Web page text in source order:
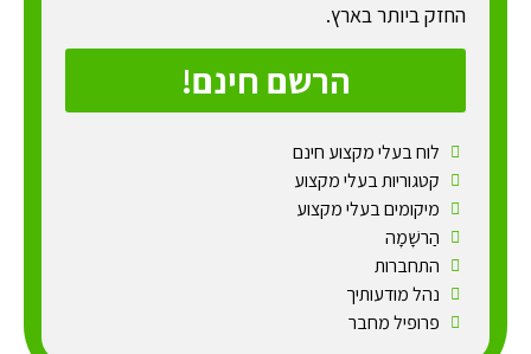
החזק ביותר בארץ.
הרשם חינם!
לוח בעלי מקצוע חינם
קטגוריות בעלי מקצוע
מיקומים בעלי מקצוע
הַרשָׁמָה
התחברות
נהל מודעותיך
פרופיל מחבר